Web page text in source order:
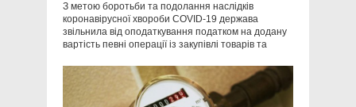
З метою боротьби та подолання наслідків
коронавірусної хвороби COVID-19 держава
звільнила від оподаткування податком на додану
вартість певні операції із закупівлі товарів та